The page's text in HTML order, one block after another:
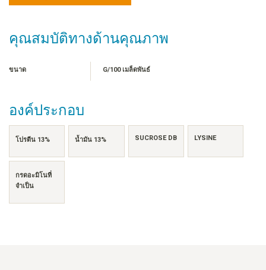
คุณสมบัติทางด้านคุณภาพ
ขนาด G/100 เมล็ดพันธ์
องค์ประกอบ
โปรตีน 13% น้ำมัน 13% SUCROSE DB LYSINE
กรดอะมิโนที่
จำเป็น